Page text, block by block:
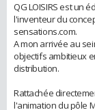
QG LOISIRS est un
l'inventeur du
sensations.com.
A mon arrivée au
objectifs ambitieux
distribution.
Rattachée
l'animation du pôle